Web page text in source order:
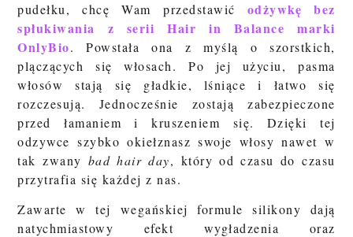
pudełku, chcę Wam przedstawić odżywkę bez
spłukiwania z serii Hair in Balance marki
OnlyBio. Powstała ona z myślą o szorstkich,
plączących się włosach. Po jej użyciu, pasma
włosów stają się gładkie, lśniące i łatwo się
rozczesują. Jednocześnie zostają zabezpieczone
przed łamaniem i kruszeniem się. Dzięki tej
odzywce szybko okiełznasz swoje włosy nawet w
tak zwany bad hair day, który od czasu do czasu
przytrafia się każdej z nas.
Zawarte w tej wegańskiej formule silikony dają
natychmiastowy efekt wygładzenia oraz